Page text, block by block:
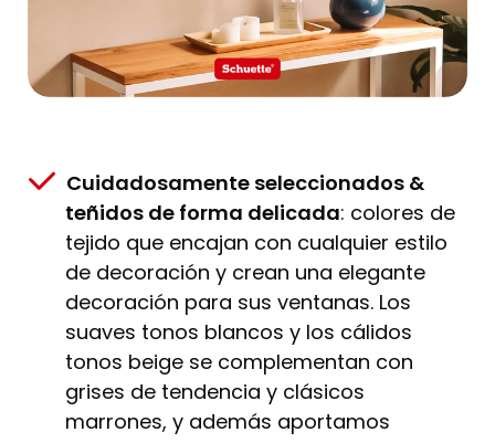
Cuidadosamente seleccionados &
teñidos de forma delicada: colores de
tejido que encajan con cualquier estilo
de decoración y crean una elegante
decoración para sus ventanas. Los
suaves tonos blancos y los cálidos
tonos beige se complementan con
grises de tendencia y clásicos
marrones, y además aportamos